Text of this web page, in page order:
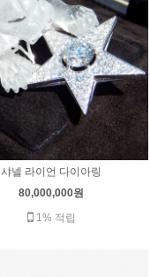
샤넬 라이언 다이아링
80,000,000원
1% 적립